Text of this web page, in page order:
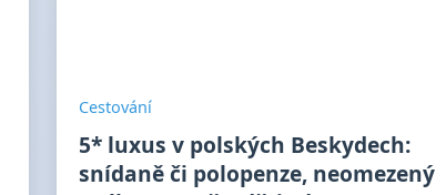
Cestování
5* luxus v polských Beskydech:
snídaně či polopenze, neomezený